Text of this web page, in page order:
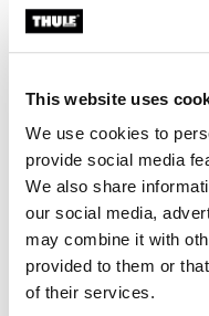
This website uses
We use cookies to
provide social media
We also share
our social media,
may combine it with
provided to them or
of their services.
conexión para
Toggle
Todas las
Especificaciones
Toggle guides
Instrucciones